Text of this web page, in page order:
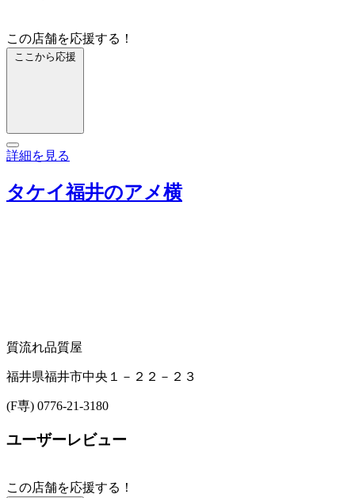
この店舗を応援する！
ここから応援
詳細を見る
タケイ福井のアメ横
質流れ品質屋
福井県福井市中央１－２２－２３
(F専) 0776-21-3180
ユーザーレビュー
この店舗を応援する！